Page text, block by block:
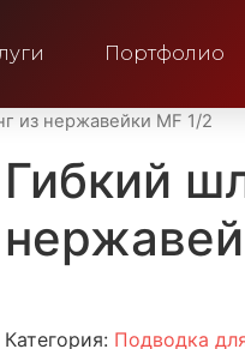
Портфолио
из нержавейки MF 1/2
Гибкий
Категория: Подводка